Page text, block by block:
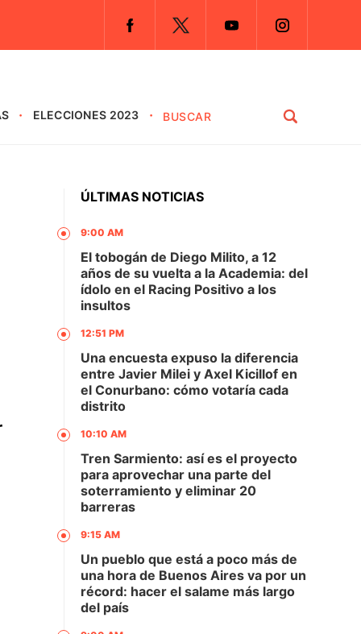
ELECCIONES 2023
ÚLTIMAS NOTICIAS
9:00 AM
El tobogán de Diego Milito, a 12
años de su vuelta a la Academia: del
ídolo en el Racing Positivo a los
insultos
12:51 PM
Una encuesta expuso la diferencia
entre Javier Milei y Axel Kicillof en
el Conurbano: cómo votaría cada
distrito
10:10 AM
Tren Sarmiento: así es el proyecto
para aprovechar una parte del
soterramiento y eliminar 20
barreras
9:15 AM
Un pueblo que está a poco más de
una hora de Buenos Aires va por un
récord: hacer el salame más largo
del país